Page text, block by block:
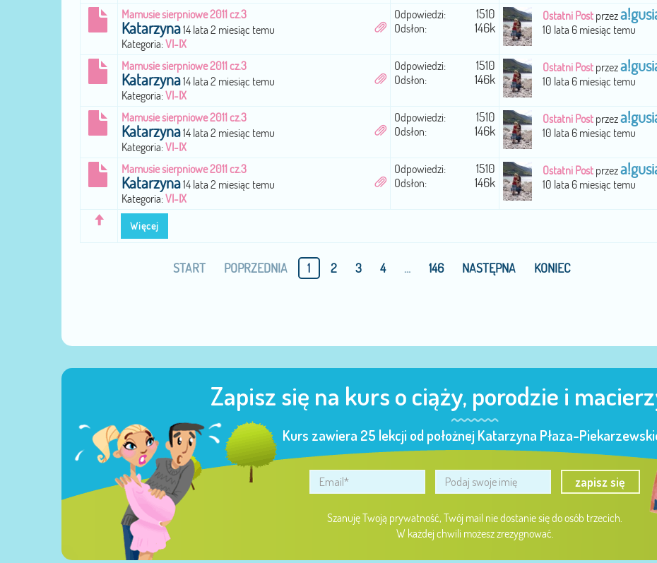
Więcej
Mamusie sierpniowe 2011 cz.3
Katarzyna14 lata 2 miesiąc temu
Kategoria:VI-IX
Odpowiedzi: 1510
Odsłon: 146k
Ostatni Post przez
10 lata 6 miesiąc temu
Mamusie sierpniowe 2011 cz.3
Katarzyna14 lata 2 miesiąc temu
Kategoria:VI-IX
Odpowiedzi: 1510
Odsłon: 146k
Ostatni Post przez
10 lata 6 miesiąc temu
Mamusie sierpniowe 2011 cz.3
Katarzyna14 lata 2 miesiąc temu
Kategoria:VI-IX
Odpowiedzi: 1510
Odsłon: 146k
Ostatni Post przez
10 lata 6 miesiąc temu
Mamusie sierpniowe 2011 cz.3
Katarzyna14 lata 2 miesiąc temu
Kategoria:VI-IX
Odpowiedzi: 1510
Odsłon: 146k
Ostatni Post przez
10 lata 6 miesiąc temu
START POPRZEDNIA 1 2 3 4 ... 146 NASTĘPNA KONIEC
Zapisz się na kurs o ciąży, porodzie i
Kurs zawiera 25 lekcji od położnej Katarzyna Płaza-
zapisz się
Szanuję Twoją prywatność, Twój mail nie dostanie się do osób trzecich.
W każdej chwili możesz zrezygnować.